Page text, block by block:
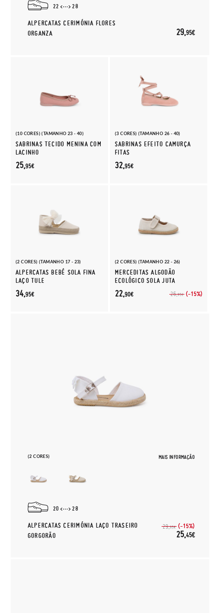
22 28
ALPERCATAS CERIMÓNIA FLORES
ORGANZA
29,95€
(10 CORES) (TAMANHO 23 - 40)
SABRINAS TECIDO MENINA COM
LACINHO
25,95€
(3 CORES) (TAMANHO 26 - 40)
SABRINAS EFEITO CAMURÇA
FITAS
32,95€
(2 CORES) (TAMANHO 17 - 23)
ALPERCATAS BEBÉ SOLA FINA
LAÇO TULE
34,95€
(2 CORES) (TAMANHO 22 - 26)
MERCEDITAS ALGODÃO
ECOLÓGICO SOLA JUTA
26,95€ (-15%)
22,90€
(2 CORES) MAIS INFORMAÇÃO
20 28
ALPERCATAS CERIMÓNIA LAÇO TRASEIRO
GORGORÃO
29,95€ (-15%)
25,45€